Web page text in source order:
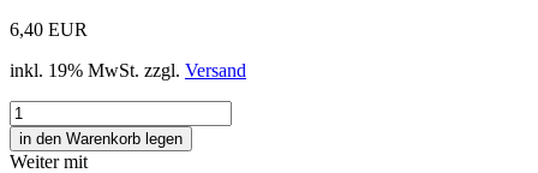
6,40 EUR
inkl. 19% MwSt. zzgl. Versand
Weiter mit